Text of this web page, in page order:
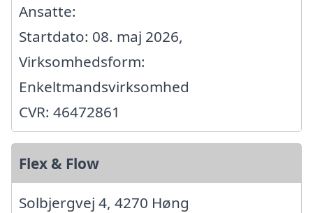
Ansatte:
Startdato: 08. maj 2026,
Virksomhedsform:
Enkeltmandsvirksomhed
CVR: 46472861
Flex & Flow
Solbjergvej 4, 4270 Høng